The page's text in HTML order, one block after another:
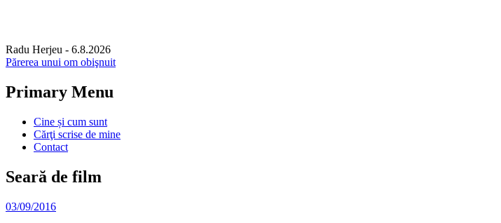
Radu Herjeu - 6.8.2026
Părerea unui om obişnuit
Primary Menu
Skip
content
Cine și cum sunt
Cărţi scrise de mine
Contact
Seară de film
03/09/2016